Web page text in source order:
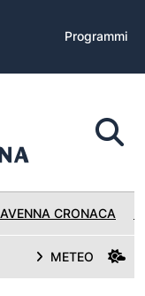
Programmi
CRONACA
METEO